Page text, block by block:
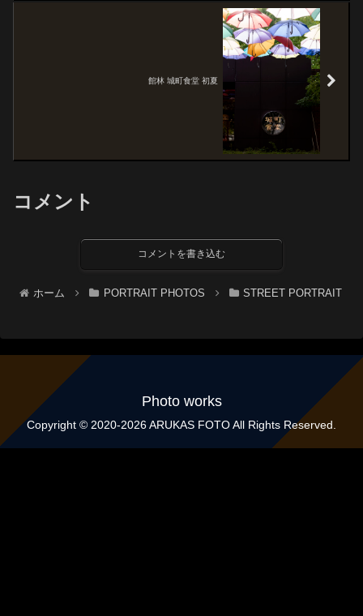
館林 城町食堂 初夏
コメント
コメントを書き込む
ホーム PORTRAIT PHOTOS STREET PORTRAIT
Photo works
Copyright © 2020-2026 ARUKAS FOTO All Rights Reserved.